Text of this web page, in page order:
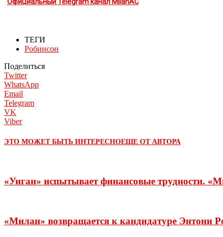
ТЕГИ
Робинсон
Поделиться
Twitter
WhatsApp
Email
Telegram
VK
Viber
ЭТО МОЖЕТ БЫТЬ ИНТЕРЕСНОЕЩЕ ОТ АВТОРА
«Уиган» испытывает финансовые трудности.
«Милан» возвращается к кандидатуре Энтони